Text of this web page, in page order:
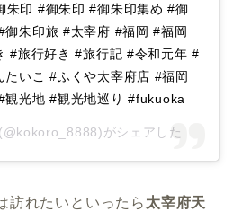
朱印 #御朱印 #御朱印集め #御
朱印旅 #太宰府 #福岡 #福岡
#旅行好き #旅行記 #令和元年 #
いこ #ふくや太宰府店 #福岡
観光地 #観光地巡り #fukuoka
がシェアした投稿 –
訪れたいといったら 太宰府天